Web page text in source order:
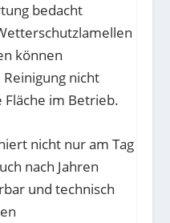
bedacht
können
nicht
im Betrieb.
nicht nur am Tag
nach Jahren
und technisch